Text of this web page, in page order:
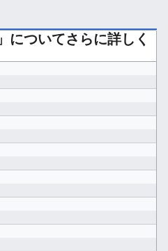
」についてさらに詳しく